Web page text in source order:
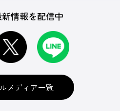
情報を配信中
メディア一覧